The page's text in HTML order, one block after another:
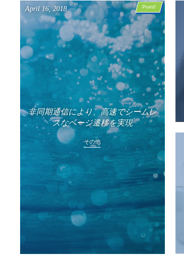
April 16,2018
非同期通信により、高速でシームレ
スなページ遷移を実現
その他
Point!